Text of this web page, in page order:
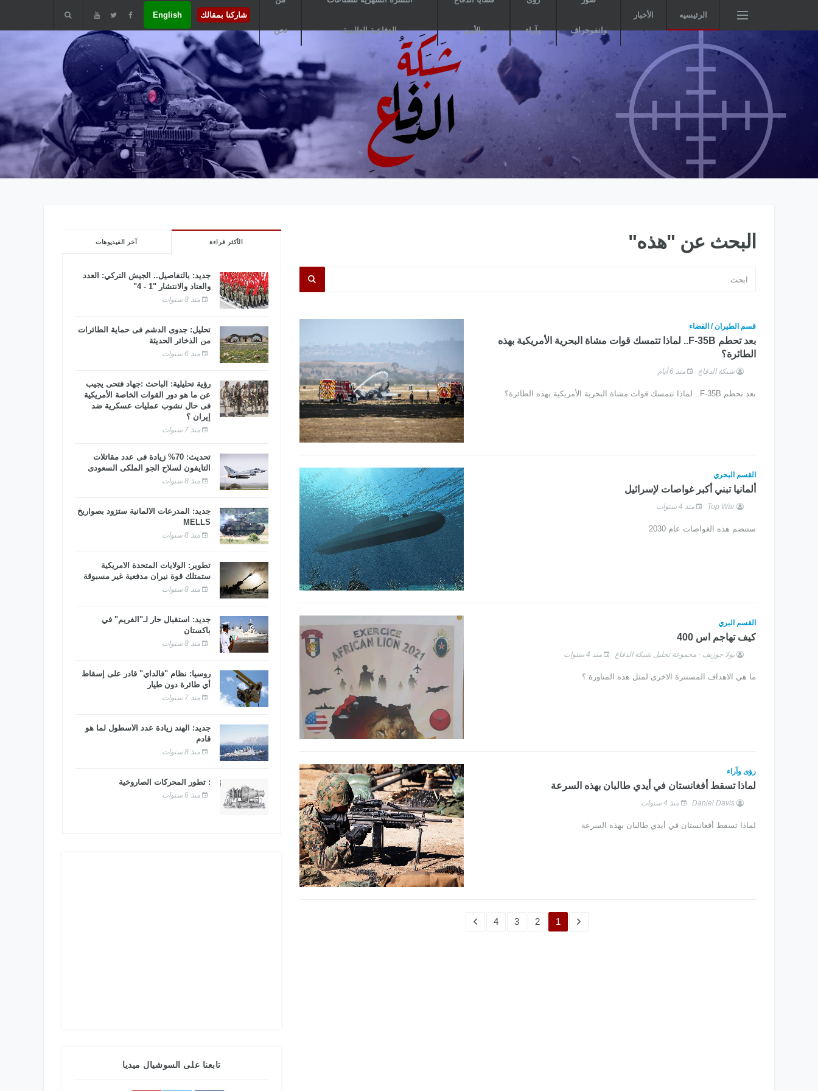
الرئيسيه الأخبار
وانفوجراف وآراء والأمن الدفاعية العالمية نحن
شاركنا بمقالك English
البحث عن "هذه"
قسم الطيران / الفضاء
بعد تحطم F-35B.. لماذا تتمسك قوات مشاة البحرية الأمريكية بهذه
الطائرة؟
شبكة الدفاع منذ 6 أيام
بعد تحطم F-35B.. لماذا تتمسك قوات مشاة البحرية الأمريكية بهذه الطائرة؟
القسم البحري
ألمانيا تبني أكبر غواصات لإسرائيل
Top War منذ 4 سنوات
ستنضم هذه الغواصات عام 2030
القسم البري
كيف تهاجم اس 400
بولا جوزيف - مجموعة تحليل شبكة الدفاع منذ 4 سنوات
ما هي الاهداف المستترة الاخرى لمثل هذه المناورة ؟
رؤى وآراء
لماذا تسقط أفغانستان في أيدي طالبان بهذه السرعة
Daniel Davis منذ 4 سنوات
لماذا تسقط أفغانستان في أيدي طالبان بهذه السرعة
1
2
3
4
الأكثر قراءة آخر الفيديوهات
جديد: بالتفاصيل.. الجيش التركي: العدد
والعتاد والانتشار "1 - 4"
منذ 8 سنوات
تحليل: جدوى الدشم فى حماية الطائرات
من الذخائر الحديثة
منذ 6 سنوات
رؤية تحليلية: الباحث :جهاد فتحى يجيب
عن ما هو دور القوات الخاصة الأمريكية
فى حال نشوب عمليات عسكرية ضد
إيران ؟
منذ 7 سنوات
تحديث: 70% زيادة فى عدد مقاتلات
التايفون لسلاح الجو الملكى السعودى
منذ 8 سنوات
جديد: المدرعات الألمانية ستزود بصواريخ
MELLS
منذ 8 سنوات
تطوير: الولايات المتحدة الأمريكية
ستمتلك قوة نيران مدفعية غير مسبوقة
منذ 8 سنوات
جديد: استقبال حار لـ"الفريم" في
باكستان
منذ 8 سنوات
روسيا: نظام "فالداي" قادر على إسقاط
أي طائرة دون طيار
منذ 7 سنوات
جديد: الهند زيادة عدد الأسطول لما هو
قادم
منذ 8 سنوات
: تطور المحركات الصاروخية
منذ 6 سنوات
تابعنا على السوشيال ميديا